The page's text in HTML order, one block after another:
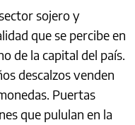
sojero y
que se percibe en
de la capital del país.
descalzos venden
Puertas
que pululan en la